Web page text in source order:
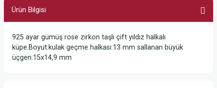
Ürün Bilgisi
925 ayar gümüş rose zirkon taşlı çift yıldız halkalı
küpe.Boyut:kulak geçme halkası:13 mm sallanan büyük
üçgen:15x14,9 mm